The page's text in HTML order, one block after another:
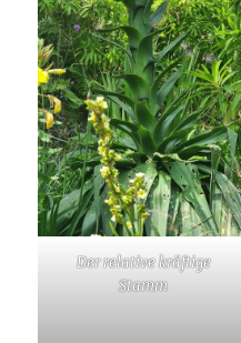
Der relative kräftige
Stamm